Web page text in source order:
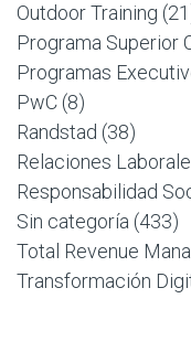
Outdoor Training
Programa Superior
Programas
PwC (8)
Randstad (38)
Relaciones
Responsabilidad
Sin categoría (433)
Total Revenue
Transformación